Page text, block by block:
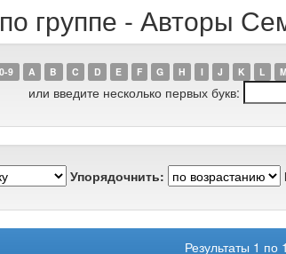
группе - Авторы
0-9 A B C D E F G H I J K L M
или введите несколько первых букв:
Упорядочнить:
Результаты 1 по